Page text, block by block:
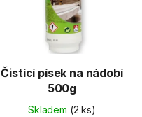
Čistící písek na nádobí
500g
Skladem (2 ks)